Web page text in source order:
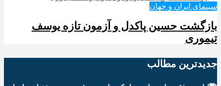
سینمای ایران و جهان
بازگشت حسین پاکدل و آزمون تازه یوسف
تیموری
جدیدترین‌ مطالب